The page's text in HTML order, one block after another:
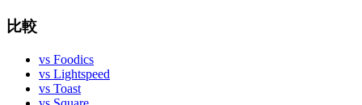
比較
vs Foodics
vs Lightspeed
vs Toast